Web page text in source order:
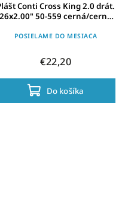
Conti Cross King 2.0 drát.
26x2.00" 50-559 cerná/cerná
POSIELAME DO MESIACA
€22,20
Do košíka